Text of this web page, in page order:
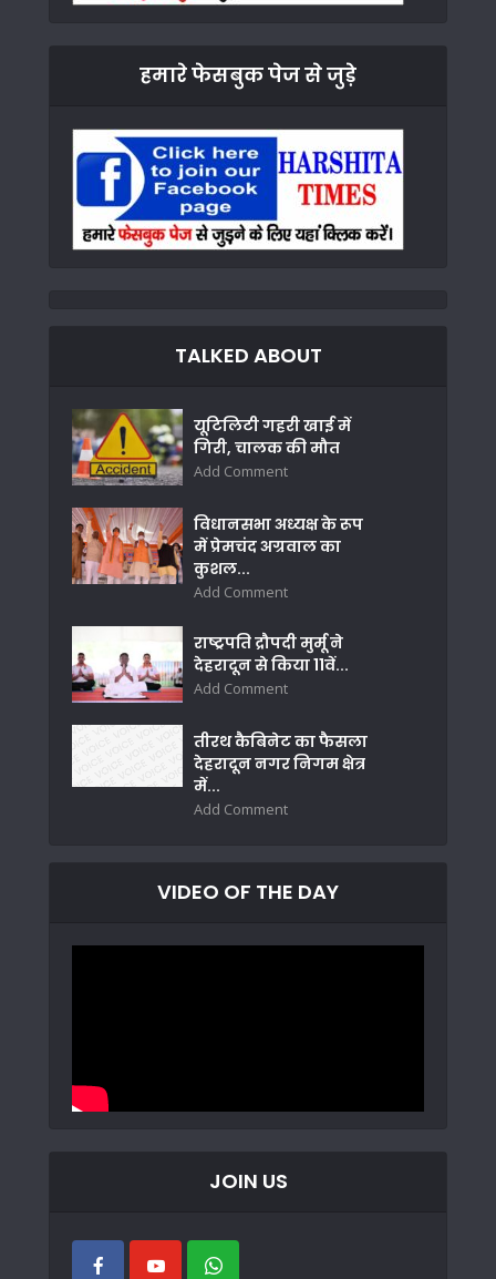
हमारे फेसबुक पेज से जुड़े
TALKED ABOUT
यूटिलिटी गहरी खाई में
गिरी, चालक की मौत
Add Comment
विधानसभा अध्यक्ष के रूप
में प्रेमचंद अग्रवाल का
कुशल...
Add Comment
राष्ट्रपति द्रौपदी मुर्मू ने
देहरादून से किया 11वें...
Add Comment
तीरथ कैबिनेट का फैसला
देहरादून नगर निगम क्षेत्र
में...
Add Comment
VIDEO OF THE DAY
JOIN US